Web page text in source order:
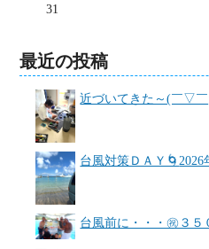
31
最近の投稿
近づいてきた～(￣▽
台風対策ＤＡＹ🌀 2026
台風前に・・・㊗３５